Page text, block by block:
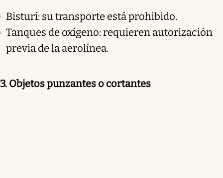
Bisturí: su transporte está prohibido.
Tanques de oxígeno: requieren autorización
previa de la aerolínea.
3. Objetos punzantes o cortantes